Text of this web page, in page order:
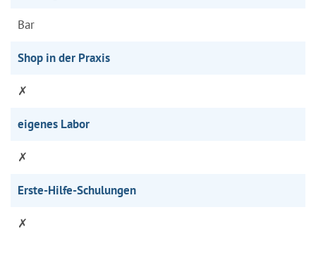
Bar
Shop in der Praxis
✗
eigenes Labor
✗
Erste-Hilfe-Schulungen
✗